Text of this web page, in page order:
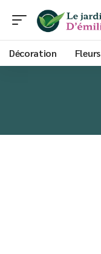
Décoration Fleurs